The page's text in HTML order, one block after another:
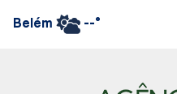
Belém --°